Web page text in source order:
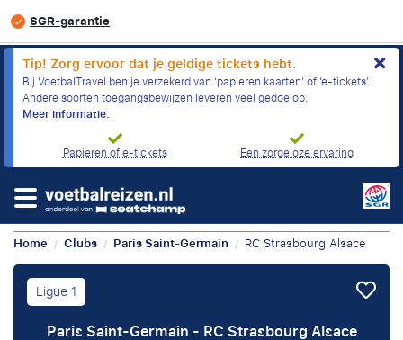
SGR-garantie
Tip! Zorg ervoor dat je geldige tickets hebt.
Bij VoetbalTravel ben je verzekerd van ‘papieren kaarten’ of ‘e-tickets’.
Andere soorten toegangsbewijzen leveren veel gedoe op.
Meer informatie.
Papieren of e-tickets
Een zorgeloze ervaring
Home / Clubs / Paris Saint-Germain / RC Strasbourg Alsace
Ligue 1
Paris Saint-Germain - RC Strasbourg Alsace